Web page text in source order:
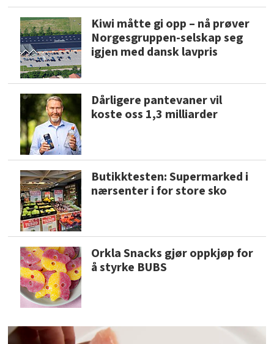
Kiwi måtte gi opp – nå prøver
Norgesgruppen-selskap seg
igjen med dansk lavpris
Dårligere pantevaner vil
koste oss 1,3 milliarder
Butikktesten: Supermarked i
nærsenter i for store sko
Orkla Snacks gjør oppkjøp for
å styrke BUBS